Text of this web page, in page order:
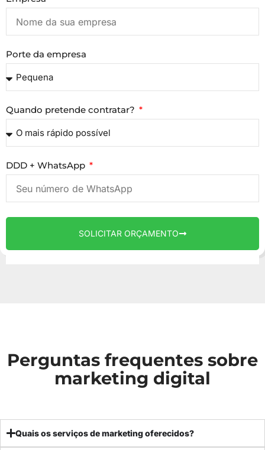
Porte da empresa
Quando pretende contratar?
DDD + WhatsApp
SOLICITAR ORÇAMENTO
Perguntas frequentes sobre
marketing digital
Quais os serviços de marketing oferecidos?